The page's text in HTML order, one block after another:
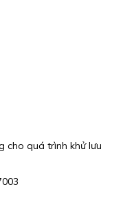
cho quá trình khử lưu